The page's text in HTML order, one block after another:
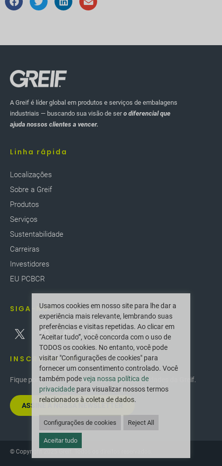
A Greif é líder global em produtos e serviços de embalagens
industriais — buscando sua visão de sero diferencial que
ajuda nossos clientes a vencer.
Linha rápida
Localizaçôes
Sobre a Greif
Produtos
Serviços
Sustentabilidade
Carreiras
Investidores
EU PCBCR
SIGA-NOS
INSCREVER-SE
Fique por dentro das últimas inovações e novidades da Greif.
ASSINE A NOSSA NEWSLETTER
© Copyright 2025 Greif. Todos os direitos reservados.
Usamos cookies em nosso site para lhe dar a
experiência mais relevante, lembrando suas
preferências e visitas repetidas. Ao clicar em
“Aceitar tudo”, você concorda com o uso de
TODOS os cookies. No entanto, você pode
visitar "Configurações de cookies" para
fornecer um consentimento controlado. Você
também podeveja nossa política de
privacidade para visualizar nossos termos
relacionados à coleta de dados.
Configurações de cookies Reject All
Aceitar tudo